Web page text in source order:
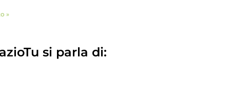
»
si parla di: